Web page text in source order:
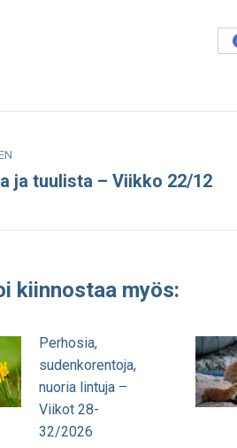
ja tuulista – Viikko 22/12
kiinnostaa myös:
Perhosia,
sudenkorentoja,
nuoria lintuja –
Viikot 28-
32/2026